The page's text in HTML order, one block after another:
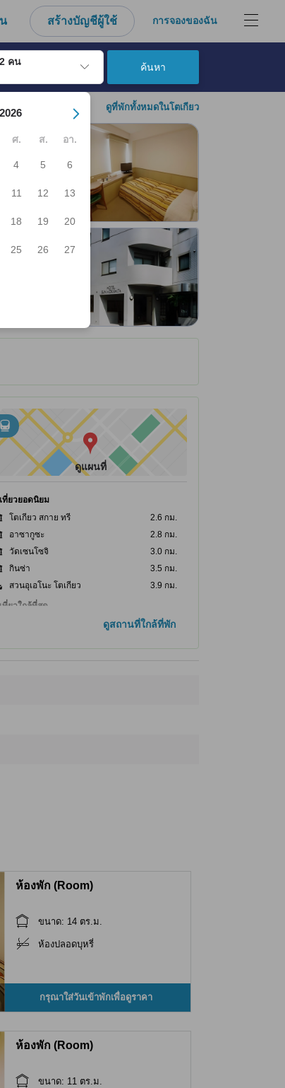
สร้างบัญชีผู้ใช้ การจองของฉัน
คน
นเช็คอินที่ต้องการ ให้กดปุ่ม Enter เพื่อเลือกวันเช็คอินดังกล่า
ศ. ส. อา.
4 5 6
11 12 13
18 19 20
25 26 27
ค้นหา
ดูที่พักทั้งหมดในโตเกียว
ใกล้กับ
สถานีรถไฟใต้ดิน Morishita อยู่ห่างไป 0.28 กม.
สถานีรถไฟใต้ดิน Kikukawa อยู่ห่างไป 0.42 กม.
ดูแผนที่
ที่ยวยอดนิยม
โตเกียว สกาย ทรี
2.6 กม.
อาซากูซะ
2.8 กม.
วัดเซนโซจิ
3.0 กม.
กินซ่า
3.5 กม.
สวนอุเอโนะ โตเกียว
3.9 กม.
ที่ยวใกล้ที่สุด
สถานีรถไฟใต้ดิน Morishita
280 ม.
ดูสถานที่ใกล้ที่พัก
ห้องพัก (Room)
ขนาด: 14 ตร.ม.
ห้องปลอดบุหรี่
กรุณาใส่วันเข้าพักเพื่อดูราคา
ห้องพัก (Room)
ขนาด: 11 ตร.ม.